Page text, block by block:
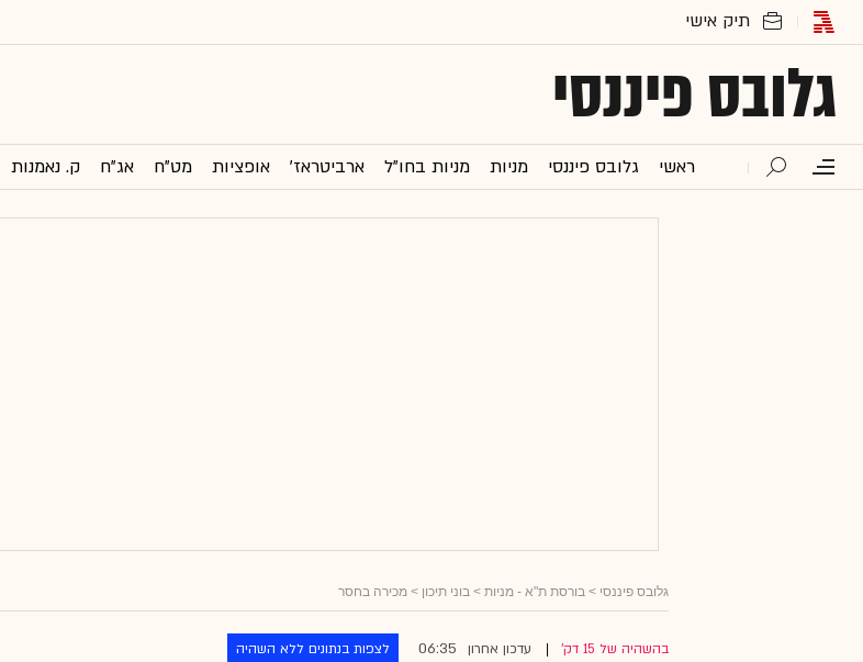
גלובס פיננסי
ראשי גלובס פיננסי מניות מניות בחו"ל ארביטראז' אופציות מט"ח אג"ח ק. נאמנות
גלובס פיננסי > בורסת ת"א - מניות > בוני תיכון > מכירה בחסר
בהשהיה של 15 דק' עדכון אחרון 06:35 לצפות בנתונים ללא השהיה